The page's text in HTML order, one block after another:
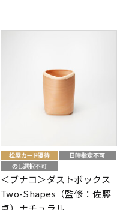
＜ブナコ＞ダストボックス
Two-Shapes（監修：佐藤